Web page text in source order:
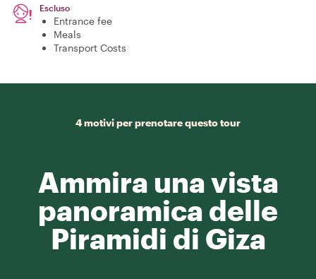
Escluso
Entrance fee
Meals
Transport Costs
4 motivi per prenotare questo tour
Ammira una vista
panoramica delle
Piramidi di Giza